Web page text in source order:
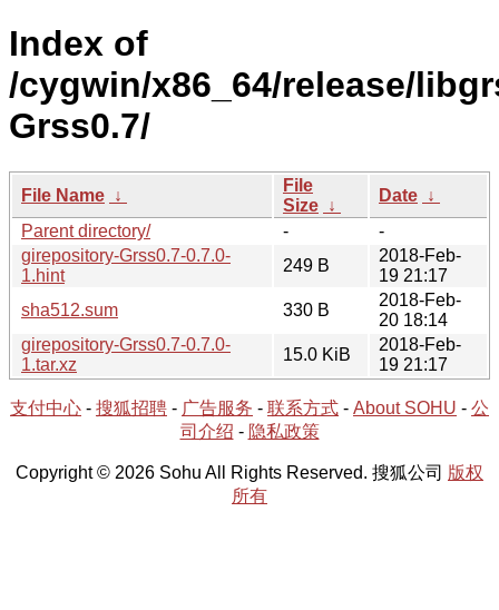
Index of
/cygwin/x86_64/release/
Grss0.7/
File Name ↓
File
Size ↓
Date ↓
Parent directory/
-
-
girepository-Grss0.7-0.7.0-
1.hint
249 B
2018-Feb-
19 21:17
sha512.sum
330 B
2018-Feb-
20 18:14
girepository-Grss0.7-0.7.0-
1.tar.xz
15.0 KiB
2018-Feb-
19 21:17
支付中心 - 搜狐招聘 - 广告服务 - 联系方式 - About SOHU - 公
司介绍 - 隐私政策
Copyright © 2026 Sohu All Rights Reserved. 搜狐公司 版权
所有